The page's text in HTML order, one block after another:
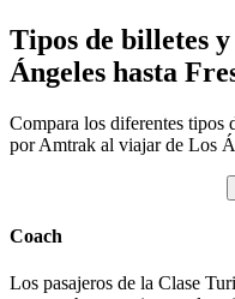
Tipos de billetes
Ángeles hasta
Compara los diferentes tipos
por Amtrak al viajar de Los
Coach
Los pasajeros de la Clase